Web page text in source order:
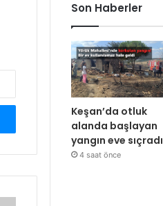
Son Haberler
Keşan’da otluk
alanda başlayan
yangın eve sıçradı
4 saat önce